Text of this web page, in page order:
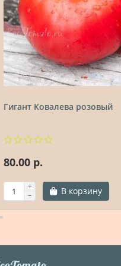
Гигант Ковалева розовый
80.00 р.
В корзину